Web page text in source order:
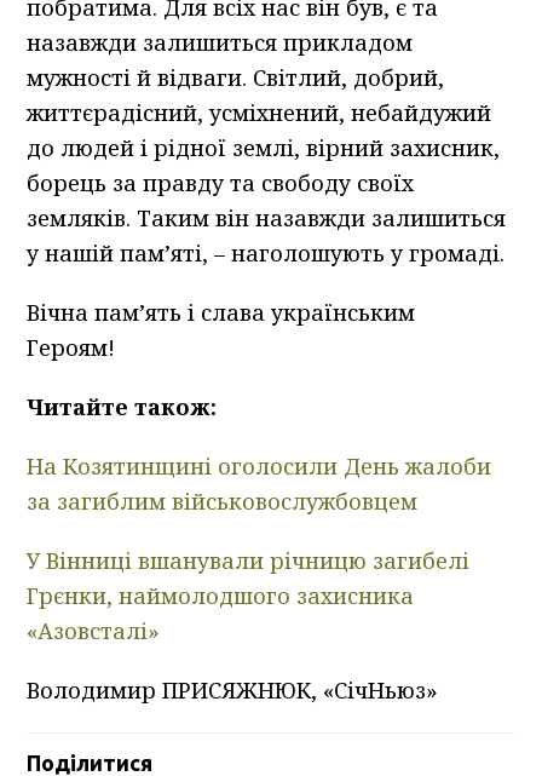
побратима. Для всіх нас він був, є та
назавжди залишиться прикладом
мужності й відваги. Світлий, добрий,
життєрадісний, усміхнений, небайдужий
до людей і рідної землі, вірний захисник,
борець за правду та свободу своїх
земляків. Таким він назавжди залишиться
у нашій пам’яті, – наголошують у громаді.
Вічна пам’ять і слава українським
Героям!
Читайте також:
На Козятинщині оголосили День жалоби
за загиблим військовослужбовцем
У Вінниці вшанували річницю загибелі
Грєнки, наймолодшого захисника
«Азовсталі»
Володимир ПРИСЯЖНЮК, «СічНьюз»
Поділитися